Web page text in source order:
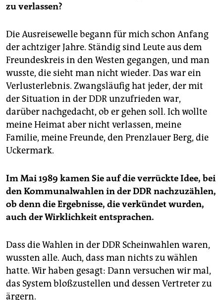
zu verlassen?
Die Ausreisewelle begann für mich schon Anfang
der achtziger Jahre. Ständig sind Leute aus dem
Freundeskreis in den Westen gegangen, und man
wusste, die sieht man nicht wieder. Das war ein
Verlusterlebnis. Zwangsläufig hat jeder, der mit
der Situation in der DDR unzufrieden war,
darüber nachgedacht, ob er gehen soll. Ich wollte
meine Heimat aber nicht verlassen, meine
Familie, meine Freunde, den Prenzlauer Berg, die
Uckermark.
Im Mai 1989 kamen Sie auf die verrückte Idee, bei
den Kommunalwahlen in der DDR nachzuzählen,
ob denn die Ergebnisse, die verkündet wurden,
auch der Wirklichkeit entsprachen.
Dass die Wahlen in der DDR Scheinwahlen waren,
wussten alle. Auch, dass man nichts zu wählen
hatte. Wir haben gesagt: Dann versuchen wir mal,
das System bloßzustellen und dessen Vertreter zu
ärgern.